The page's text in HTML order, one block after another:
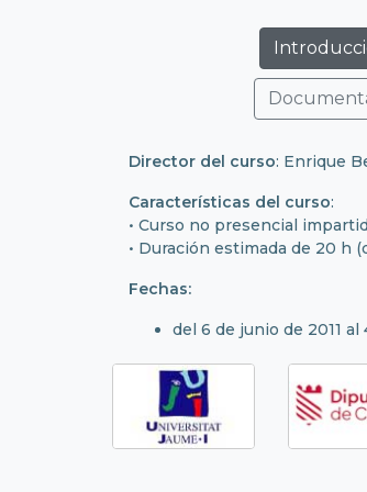
Director del curso: Enrique
Características del curso:
• Curso no presencial
• Duración estimada de 20 h
Fechas:
del 6 de junio de 2011 al